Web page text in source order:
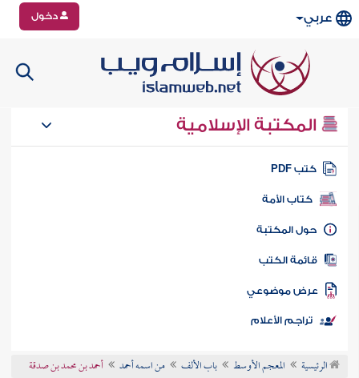
عربي دخول
المكتبة الإسلامية
كتب PDF
كتاب الأمة
المكتبة
الكتب
موضوعي
تراجم الأعلام
الرئيسية المعجم الأوسط باب الألف من اسمه أحمد أحمد بن محمد بن صدقة